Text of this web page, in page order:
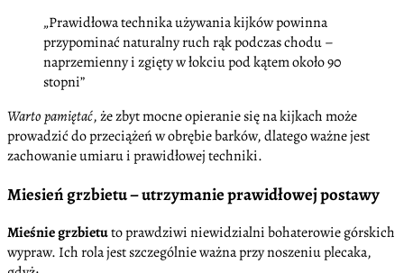
„Prawidłowa technika używania kijków powinna
przypominać naturalny ruch rąk podczas chodu –
naprzemienny i zgięty w łokciu pod kątem około 90
stopni”
Warto pamiętać, że zbyt mocne opieranie się na kijkach może
prowadzić do przeciążeń w obrębie barków, dlatego ważne jest
zachowanie umiaru i prawidłowej techniki.
Miesień grzbietu – utrzymanie prawidłowej postawy
Mieśnie grzbietuto prawdziwi niewidzialni bohaterowie górskich
wypraw. Ich rola jest szczególnie ważna przy noszeniu plecaka,